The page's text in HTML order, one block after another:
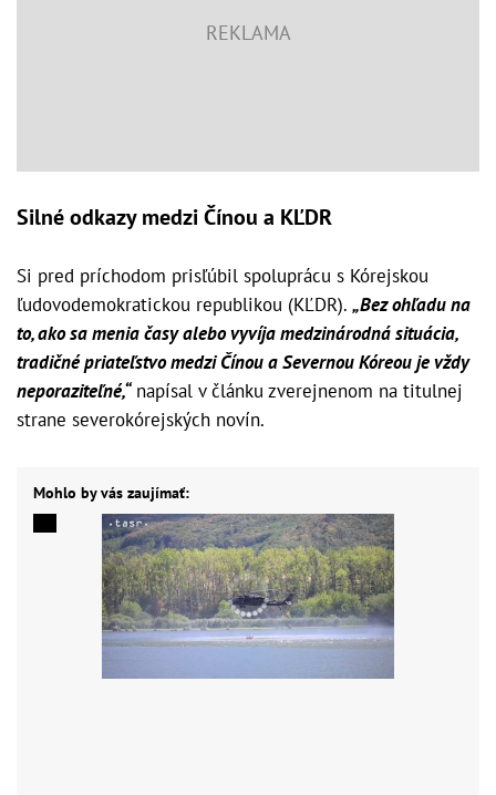
Silné odkazy medzi Čínou a KĽDR
Si pred príchodom prisľúbil spoluprácu s Kórejskou
ľudovodemokratickou republikou (KĽDR). „Bez ohľadu na
to, ako sa menia časy alebo vyvíja medzinárodná situácia,
tradičné priateľstvo medzi Čínou a Severnou Kóreou je vždy
neporaziteľné,“napísal v článku zverejnenom na titulnej
strane severokórejských novín.
Mohlo by vás zaujímať: